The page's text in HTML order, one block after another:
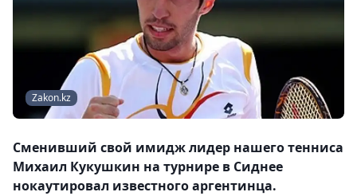
Zakon.kz
Сменивший свой имидж лидер нашего тенниса
Михаил Кукушкин на турнире в Сиднее
нокаутировал известного аргентинца.